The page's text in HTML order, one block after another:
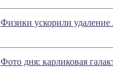
Физики ускорили удаление
Фото дня: карликовая